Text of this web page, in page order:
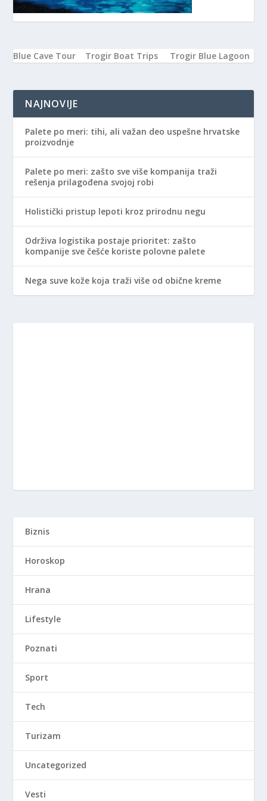
Blue Cave Tour Trogir Boat Trips Trogir Blue Lagoon
NAJNOVIJE
Palete po meri: tihi, ali važan deo uspešne hrvatske
proizvodnje
Palete po meri: zašto sve više kompanija traži
rešenja prilagođena svojoj robi
Holistički pristup lepoti kroz prirodnu negu
Održiva logistika postaje prioritet: zašto
kompanije sve češće koriste polovne palete
Nega suve kože koja traži više od obične kreme
Biznis
Horoskop
Hrana
Lifestyle
Poznati
Sport
Tech
Turizam
Uncategorized
Vesti